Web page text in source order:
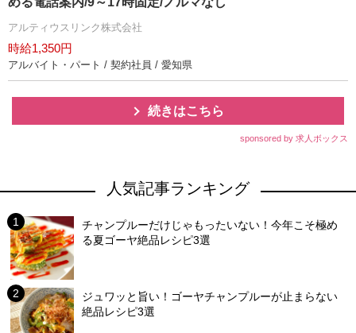
アルティウスリンク株式会社
時給1,350円
アルバイト・パート / 契約社員 / 愛知県
続きはこちら
sponsored by 求人ボックス
人気記事ランキング
チャンプルーだけじゃもったいない！今年こそ極め
る夏ゴーヤ絶品レシピ3選
ジュワッと旨い！ゴーヤチャンプルーが止まらない
絶品レシピ3選